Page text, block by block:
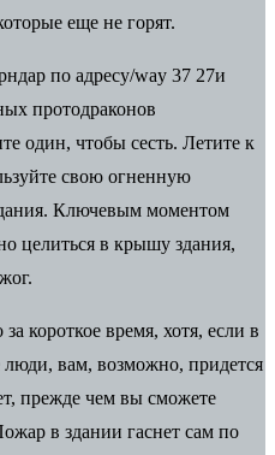
еще не горят.
по адресу/way 37 27и
протодраконов
один, чтобы сесть. Летите к
свою огненную
Ключевым моментом
целиться в крышу здания,
короткое время, хотя, если в
люди, вам, возможно, придется
прежде чем вы сможете
в здании гаснет сам по